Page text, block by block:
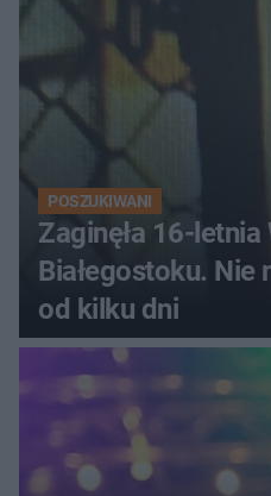
POSZUKIWANI
Zaginęła 16-
Białegostoku. Nie
od kilku dni